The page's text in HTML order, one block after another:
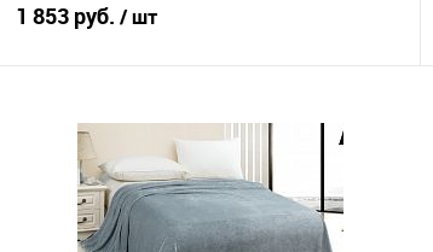
1 853 руб. / шт
Купить в 1 клик
Сравнение
В избранное
В наличии